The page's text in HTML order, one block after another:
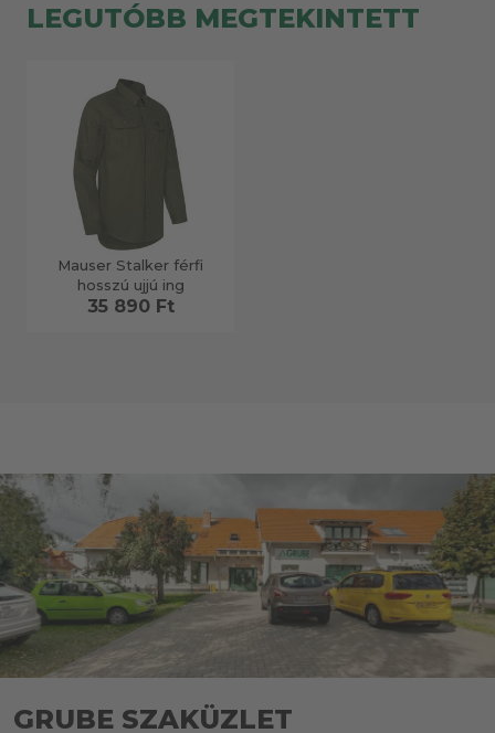
LEGUTÓBB MEGTEKINTETT
Mauser Stalker férfi
hosszú ujjú ing
35 890 Ft
GRUBE SZAKÜZLET